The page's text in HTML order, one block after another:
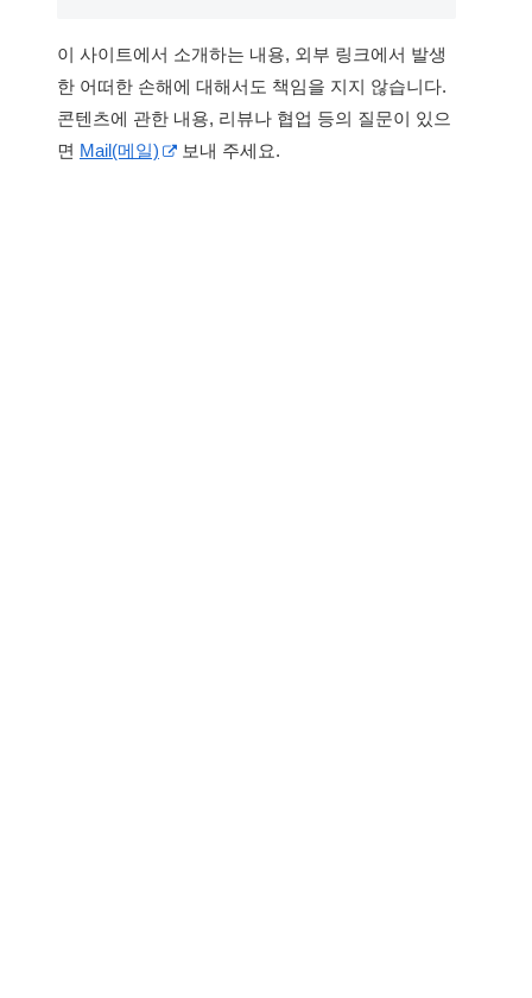
이 사이트에서 소개하는 내용, 외부 링크에서 발생
한 어떠한 손해에 대해서도 책임을 지지 않습니다.
콘텐츠에 관한 내용, 리뷰나 협업 등의 질문이 있으
면 Mail(메일) 보내 주세요.